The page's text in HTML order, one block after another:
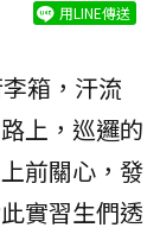
用LINE傳送
箱，汗流
上，巡邏的
前關心，發
實習生們透